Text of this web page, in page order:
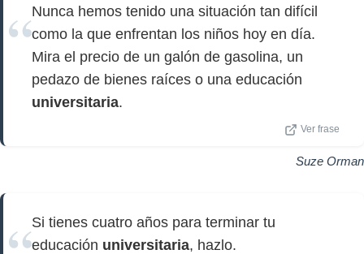
Nunca hemos tenido una situación tan difícil
como la que enfrentan los niños hoy en día.
Mira el precio de un galón de gasolina, un
pedazo de bienes raíces o una educación
universitaria.
Ver frase
Suze Orman
Si tienes cuatro años para terminar tu
educación universitaria, hazlo.